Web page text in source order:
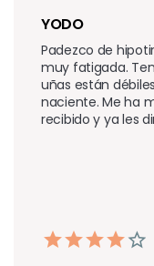
YODO
Padezco de
muy fatigada.
uñas están
naciente. Me ha
recibido y ya les